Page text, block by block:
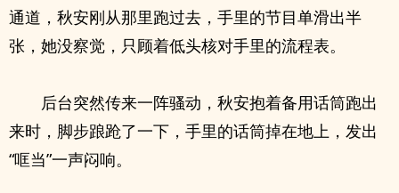
通道，秋安刚从那里跑过去，手里的节目单滑出半
张，她没察觉，只顾着低头核对手里的流程表。
后台突然传来一阵骚动，秋安抱着备用话筒跑出
来时，脚步踉跄了一下，手里的话筒掉在地上，发出
“哐当”一声闷响。